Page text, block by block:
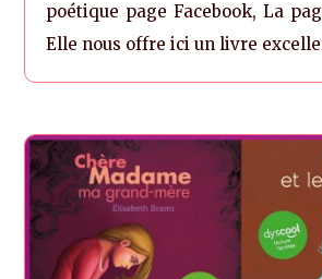
poétique page Facebook, La
Elle nous offre ici un livre